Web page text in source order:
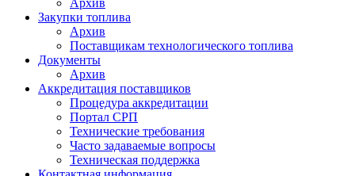
Архив
Закупки топлива
Архив
Поставщикам технологического топлива
Документы
Архив
Аккредитация поставщиков
Процедура аккредитации
Портал СРП
Технические требования
Часто задаваемые вопросы
Техническая поддержка